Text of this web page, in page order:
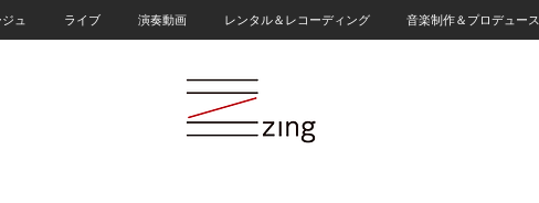
ュ ライブ 演奏動画 レンタル＆レコーディング 音楽制作＆プロデュース